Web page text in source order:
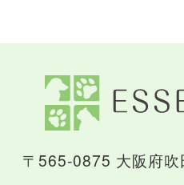
〒565-0875 大阪府